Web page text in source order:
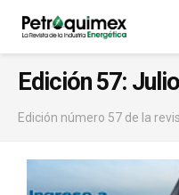
Edición 57:
Edición número 57 de la